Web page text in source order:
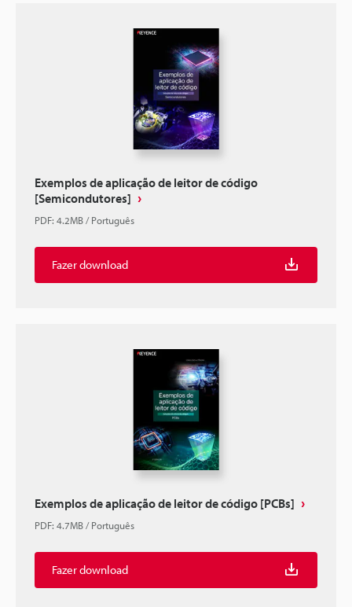
Exemplos de aplicação de leitor de código
[Semicondutores]
PDF: 4.2MB/Português
Fazer download
Exemplos de aplicação de leitor de código [PCBs]
PDF: 4.7MB/Português
Fazer download